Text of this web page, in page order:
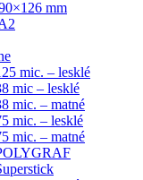
mm
mic. – lesklé
mic – lesklé
mic. – matné
mic. – lesklé
mic. – matné